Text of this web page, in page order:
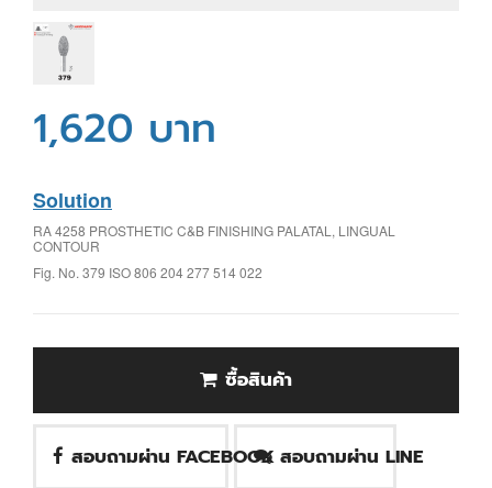
1,620 บาท
Solution
RA 4258 PROSTHETIC C&B FINISHING PALATAL, LINGUAL
CONTOUR
Fig. No. 379 ISO 806 204 277 514 022
ซื้อสินค้า
สอบถามผ่าน FACEBOOK สอบถามผ่าน LINE